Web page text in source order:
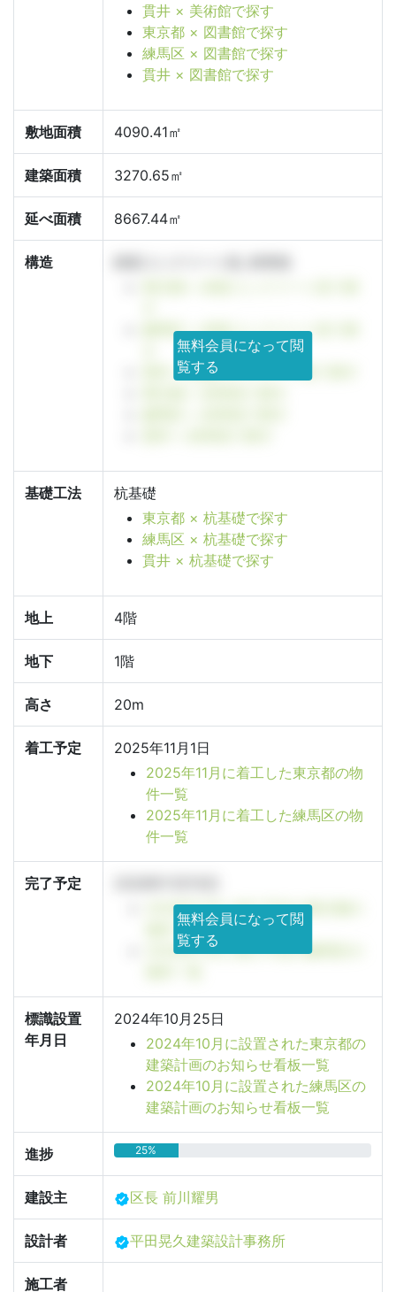
貫井 × 美術館で探す
東京都 × 図書館で探す
練馬区 × 図書館で探す
貫井 × 図書館で探す
敷地面積 4090.41㎡
建築面積 3270.65㎡
延べ面積 8667.44㎡
構造
練馬区 × 鉄筋コンクリート造で探
貫井 × 鉄筋コンクリート造で探す
無料会員になって閲
覧する
基礎工法
杭基礎
東京都 × 杭基礎で探す
練馬区 × 杭基礎で探す
貫井 × 杭基礎で探す
地上 4階
地下 1階
高さ 20m
着工予定
2025年11月1日
2025年11月に着工した東京都の物
件一覧
2025年11月に着工した練馬区の物
件一覧
完了予定
2028年11月に竣工予定の東京都の
物件一覧
2028年11月に竣工予定の練馬区の
無料会員になって閲
覧する
標識設置
年月日
2024年10月25日
2024年10月に設置された東京都の
建築計画のお知らせ看板一覧
2024年10月に設置された練馬区の
建築計画のお知らせ看板一覧
進捗 25%
建設主 区長 前川耀男
設計者 平田晃久建築設計事務所
施工者